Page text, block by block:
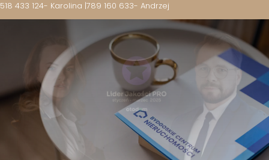
518 433 124- Karolina |789 160 633- Andrzej